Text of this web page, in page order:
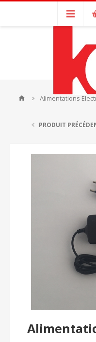
Alimentations
PRODUIT